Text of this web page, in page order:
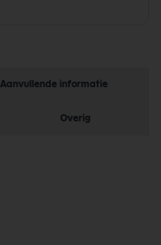
Aanvullende informatie
Overig